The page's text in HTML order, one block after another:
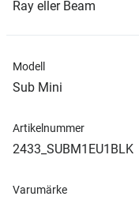
Ray eller Beam
Modell
Sub Mini
Artikelnummer
2433_SUBM1EU1BLK
Varumärke